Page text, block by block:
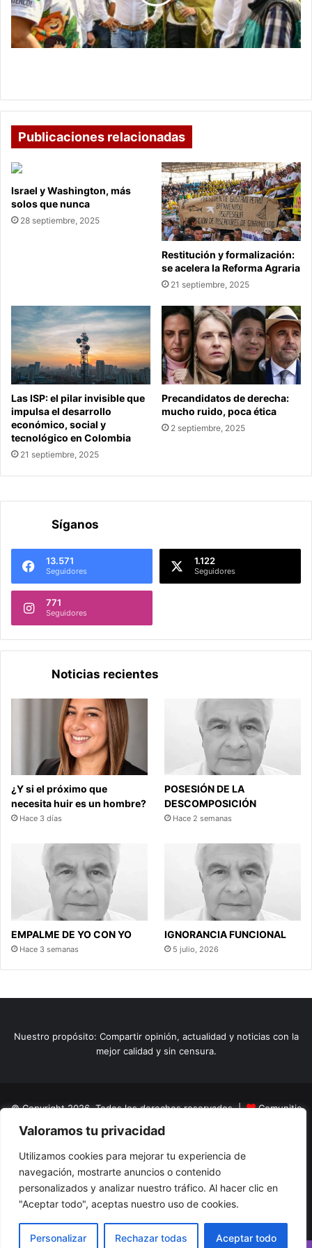
Valoramos tu privacidad
Utilizamos cookies para mejorar tu experiencia de
navegación, mostrarte anuncios o contenido
personalizados y analizar nuestro tráfico. Al hacer clic en
"Aceptar todo", aceptas nuestro uso de cookies.
Personalizar Rechazar todas Aceptar todo
de
Promotoría
Campesina?
Publicaciones relacionadas
Israel y Washington, más
solos que nunca
28 septiembre, 2025
Restitución y formalización:
se acelera la Reforma Agraria
21 septiembre, 2025
Las ISP: el pilar invisible que
impulsa el desarrollo
económico, social y
tecnológico en Colombia
21 septiembre, 2025
Precandidatos de derecha:
mucho ruido, poca ética
2 septiembre, 2025
Síganos
13.571
Seguidores
1.122
Seguidores
771
Seguidores
Noticias recientes
¿Y si el próximo que
necesita huir es un hombre?
Hace 3 días
POSESIÓN DE LA
DESCOMPOSICIÓN
Hace 2 semanas
EMPALME DE YO CON YO
Hace 3 semanas
IGNORANCIA FUNCIONAL
5 julio, 2026
Nuestro propósito: Compartir opinión, actualidad y noticias con la
mejor calidad y sin censura.
© Copyright 2026, Todos los derechos reservados |
Comunitic
SAS BICNit 901228106
Home
Actualidad Variedades Opinion Turismo
El Tinteadero
Caricaturas Reportajes
FacebookYouTubeInstagram